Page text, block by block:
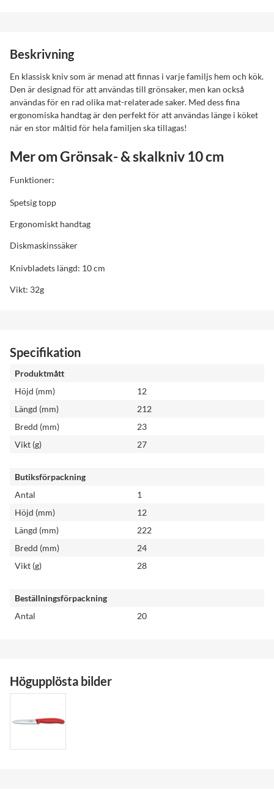
Beskrivning
En klassisk kniv som är menad att finnas i varje familjs hem och kök.
Den är designad för att användas till grönsaker, men kan också
användas för en rad olika mat-relaterade saker. Med dess fina
ergonomiska handtag är den perfekt för att användas länge i köket
när en stor måltid för hela familjen ska tillagas!
Mer om Grönsak- & skalkniv 10 cm
Funktioner:
Spetsig topp
Ergonomiskt handtag
Diskmaskinssäker
Knivbladets längd: 10 cm
Vikt: 32g
Specifikation
Produktmått
Höjd (mm)
12
Längd (mm)
212
Bredd (mm)
23
Vikt (g)
27
Butiksförpackning
Antal
1
Höjd (mm)
12
Längd (mm)
222
Bredd (mm)
24
Vikt (g)
28
Beställningsförpackning
Antal
20
Högupplösta bilder